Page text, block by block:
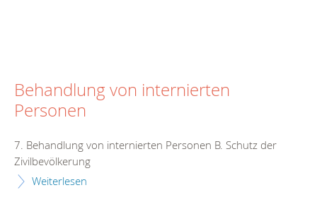
Behandlung von internierten
Personen
7. Behandlung von internierten Personen B. Schutz der
Zivilbevölkerung
Weiterlesen